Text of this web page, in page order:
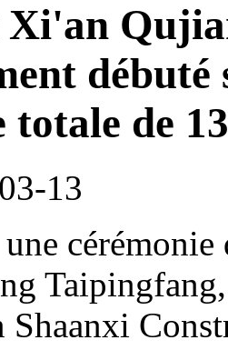
débuté
totale de
13
Shaanxi